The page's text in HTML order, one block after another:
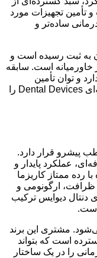
و تأمین تجهیزات مورد
ساده‌تر و
سال ۱۹۵۷ در پاکستان به ثبت رسیده است و
خاورمیانه است. سابقه
و توان تأمین
گروه‌های مختلف ابزار، پایه‌های هویت حرفه‌ای Dental Devices را
پیشرو قرار دارد.
عملکرد پایدار و
رده ممتاز کاریزما
ظرافت، ارگونومی و
دنتال دیوایس ترکیب
مشتری این برند
است که بتواند
را در یک ساختار